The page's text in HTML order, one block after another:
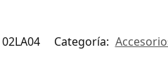
02LA04 Categoría: